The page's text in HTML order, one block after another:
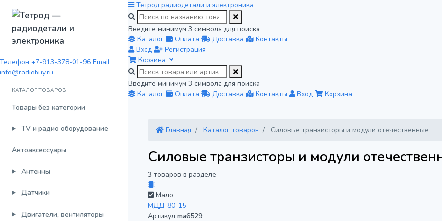
Телефон +7-913-378-01-96 Email
info@radiobuy.ru
КАТАЛОГ ТОВАРОВ
Товары без категории
TV и радио оборудование
Автоаксессуары
Антенны
Датчики
Двигатели, вентиляторы
Тетрод радиодетали и электроника
Введите минимум 3 символа для поиска
Каталог
Оплата Доставка
Контакты
Вход
Регистрация
Корзина
Введите минимум 3 символа для поиска
Каталог
Оплата Доставка Контакты Вход Корзина
Главная Каталог товаров Силовые транзисторы и модули отечественные
Силовые транзисторы и модули
3 товаров в разделе
Мало
МДД-80-15
Артикул ma6529